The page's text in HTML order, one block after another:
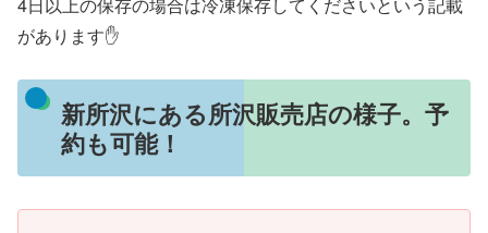
があります✋
新所沢にある所沢販売店の様子。予
約も可能！